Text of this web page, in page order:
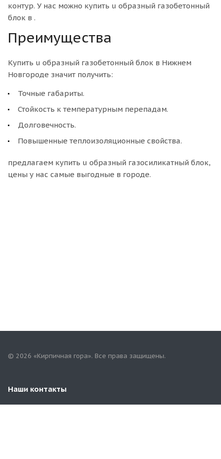
контур. У нас можно купить u образный газобетонный
блок в .
Преимущества
Купить u образный газобетонный блок в Нижнем
Новгороде значит получить:
Точные габариты.
Стойкость к температурным перепадам.
Долговечность.
Повышенные теплоизоляционные свойства.
предлагаем купить u образный газосиликатный блок,
цены у нас самые выгодные в городе.
© 2026 «Кирпичная гора». Все права защищены.
Наши контакты
8 (8482) 79-06-30